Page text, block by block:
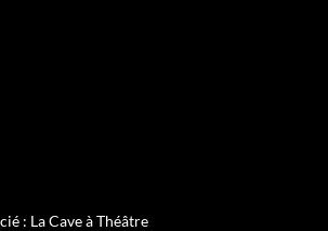
: La Cave à Théâtre